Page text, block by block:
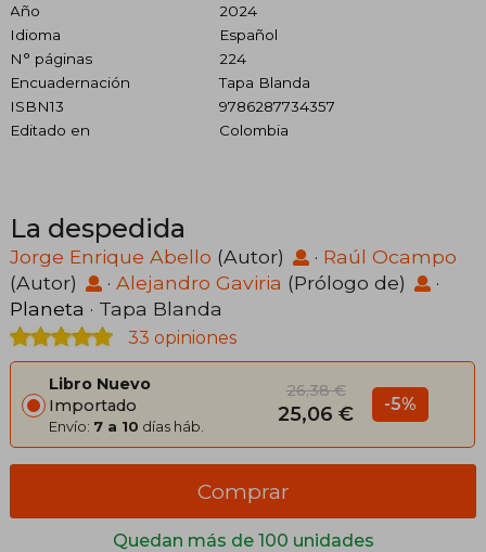
Año
2024
Idioma
Español
N° páginas
224
Encuadernación
Tapa Blanda
ISBN13
9786287734357
Editado en
Colombia
La despedida
Jorge Enrique Abello (Autor) · Raúl Ocampo
(Autor)
· Alejandro Gaviria (Prólogo de)
·
Planeta · Tapa Blanda
33 opiniones
Libro Nuevo
Importado
Envío: 7 a 10 días háb.
26,38 €
25,06 € -5%
Quedan más de 100 unidades
Comprar